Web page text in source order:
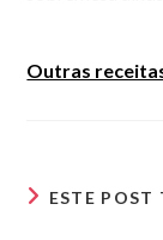
Outras
ESTE POST